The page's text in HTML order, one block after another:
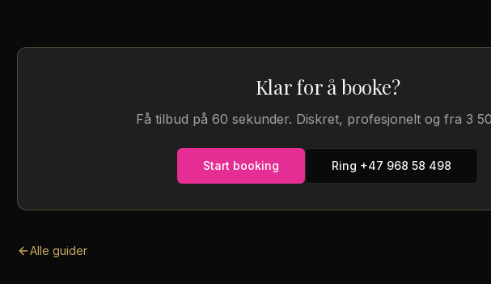
Klar for å booke?
Få tilbud på 60 sekunder. Diskret, profesjonelt og fra 3
Start booking Ring +47 968 58 498
Alle guider